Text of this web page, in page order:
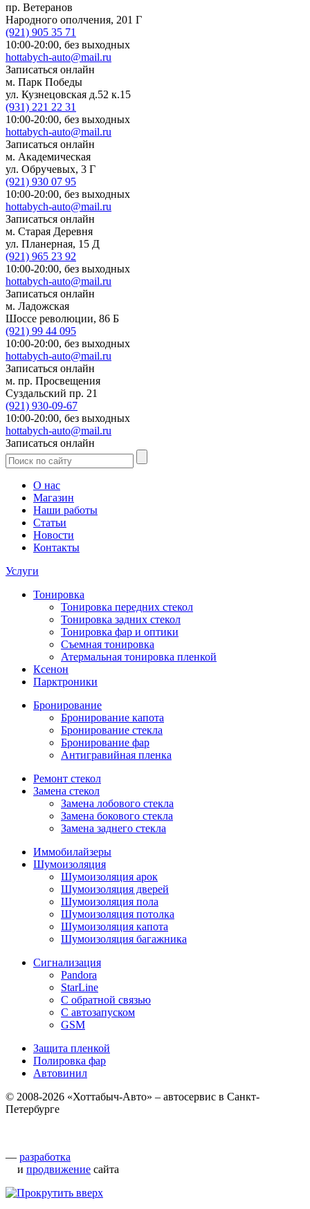
пр. Ветеранов
Народного ополчения, 201 Г
(921) 905 35 71
10:00-20:00, без выходных
hottabych-auto@mail.ru
Записаться онлайн
м. Парк Победы
ул. Кузнецовская д.52 к.15
(931) 221 22 31
10:00-20:00, без выходных
hottabych-auto@mail.ru
Записаться онлайн
м. Академическая
ул. Обручевых, 3 Г
(921) 930 07 95
10:00-20:00, без выходных
hottabych-auto@mail.ru
Записаться онлайн
м. Старая Деревня
ул. Планерная, 15 Д
(921) 965 23 92
10:00-20:00, без выходных
hottabych-auto@mail.ru
Записаться онлайн
м. Ладожская
Шоссе революции, 86 Б
(921) 99 44 095
10:00-20:00, без выходных
hottabych-auto@mail.ru
Записаться онлайн
м. пр. Просвещения
Суздальский пр. 21
(921) 930-09-67
10:00-20:00, без выходных
hottabych-auto@mail.ru
Записаться онлайн
О нас
Магазин
Наши работы
Статьи
Новости
Контакты
Услуги
Тонировка
Тонировка передних стекол
Тонировка задних стекол
Тонировка фар и оптики
Съемная тонировка
Атермальная тонировка пленкой
Ксенон
Парктроники
Бронирование
Бронирование капота
Бронирование стекла
Бронирование фар
Антигравийная пленка
Ремонт стекол
Замена стекол
Замена лобового стекла
Замена бокового стекла
Замена заднего стекла
Иммобилайзеры
Шумоизоляция
Шумоизоляция арок
Шумоизоляция дверей
Шумоизоляция пола
Шумоизоляция потолка
Шумоизоляция капота
Шумоизоляция багажника
Сигнализация
Pandora
StarLine
С обратной связью
С автозапуском
GSM
Защита пленкой
Полировка фар
Автовинил
© 2008-2026 «Хоттабыч-Авто» – автосервис в Санкт-
Петербурге
— разработка
и продвижение сайта